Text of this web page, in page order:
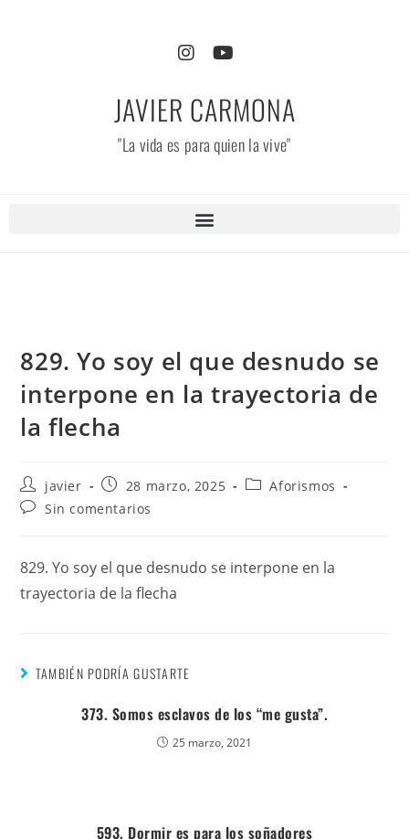
JAVIER CARMONA
"La vida es para quien la vive"
829. Yo soy el que desnudo se
interpone en la trayectoria de
la flecha
javier 28 marzo, 2025
Aforismos
Sin comentarios
829. Yo soy el que desnudo se interpone en la
trayectoria de la flecha
TAMBIÉN PODRÍA GUSTARTE
373. Somos esclavos de los “me gusta”.
25 marzo, 2021
593. Dormir es para los soñadores